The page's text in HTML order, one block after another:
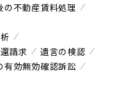
の不動産賃料処理
請求
遺言の検認
有効無効確認訴訟